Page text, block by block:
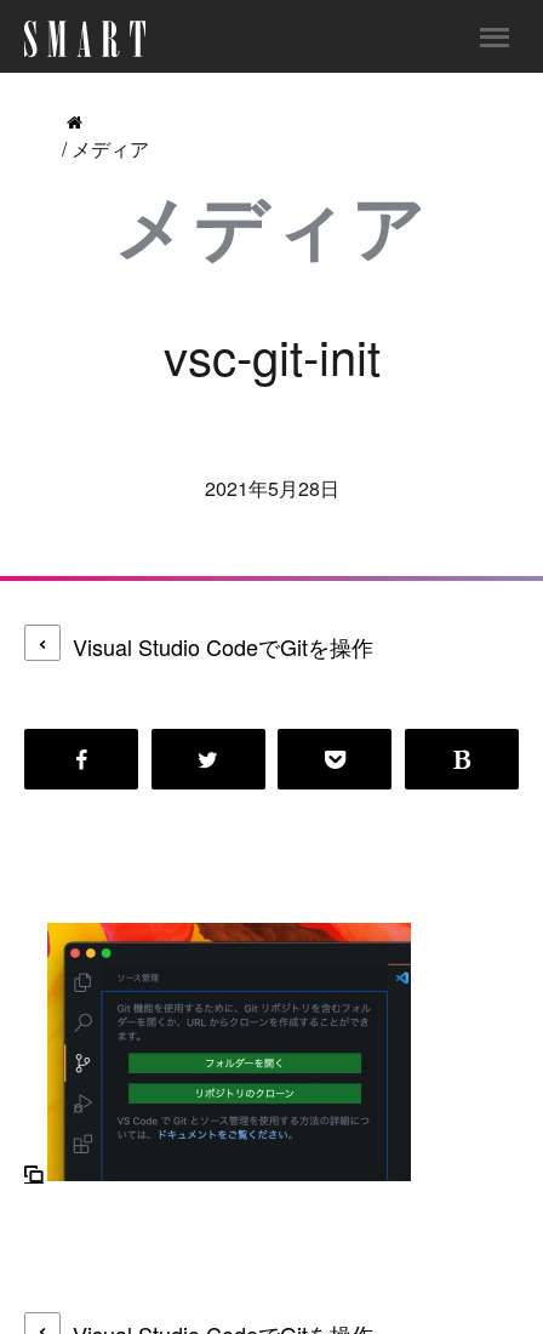
/ メディア
メディア
vsc-git-init
2021年5月28日
Visual Studio CodeでGitを操作